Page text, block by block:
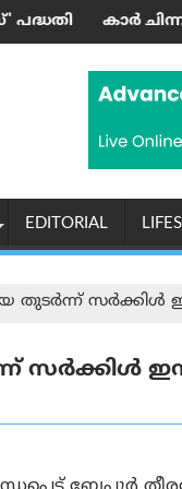
ഉദ്ഘാടനം ചെയ്തു
നദിയിലേക്ക്
EDITORIAL
തുടർന്ന്
സർക്കിൾ